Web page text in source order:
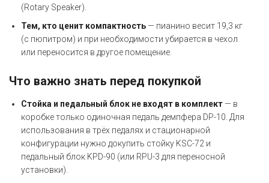
(Rotary Speaker).
Тем, кто ценит компактность — пианино весит 19,3 кг
(с пюпитром) и при необходимости убирается в чехол
или переносится в другое помещение.
Что важно знать перед покупкой
Стойка и педальный блок не входят в комплект — в
коробке только одиночная педаль демпфера DP-10. Для
использования в трёх педалях и стационарной
конфигурации нужно докупить стойку KSC-72 и
педальный блок KPD-90 (или RPU-3 для переносной
установки).